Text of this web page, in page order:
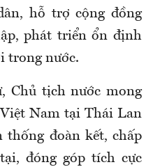
hỗ trợ cộng đồng
phát triển ổn định
trong nước.
Chủ tịch nước mong
Nam tại Thái Lan
thống đoàn kết, chấp
đóng góp tích cực